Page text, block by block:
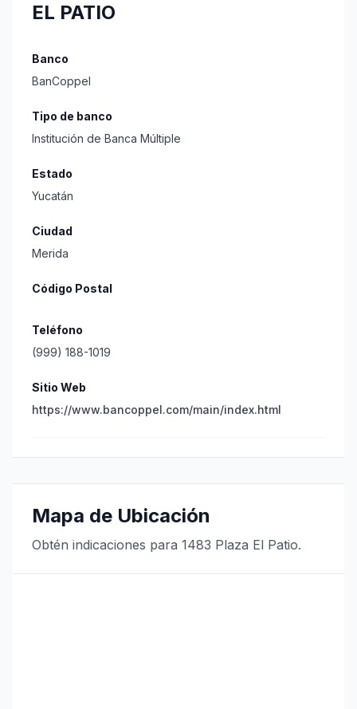
EL PATIO
Banco
BanCoppel
Tipo de banco
Institución de Banca Múltiple
Estado
Yucatán
Ciudad
Merida
Código Postal
Teléfono
(999) 188-1019
Sitio Web
https://www.bancoppel.com/main/index.html
Mapa de Ubicación
Obtén indicaciones para 1483 Plaza El Patio.